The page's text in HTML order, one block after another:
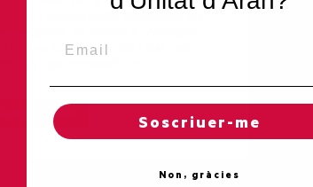
i optimitzada, recordant les
regulars. Al fer clic a "Acceptar
les "cookies". Tot i així, pot
per concedir un
Acceptar totes Soscriuer-me
Non, gràcies